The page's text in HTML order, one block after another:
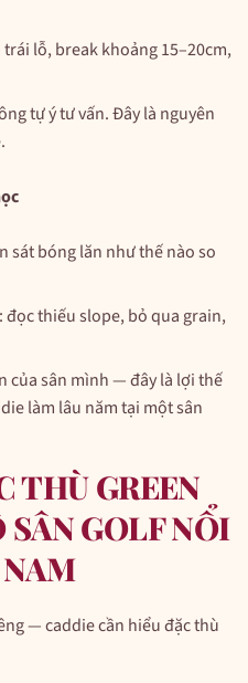
trái lỗ, break khoảng 15–20cm,
tự ý tư vấn. Đây là nguyên
sát bóng lăn như thế nào so
thiếu slope, bỏ qua grain,
của sân mình — đây là lợi thế
làm lâu năm tại một sân
THÙ GREEN
GOLF NỔI
— caddie cần hiểu đặc thù